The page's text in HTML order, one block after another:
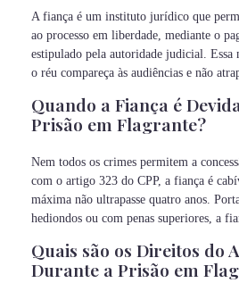
A fiança é um instituto jurídico que
ao processo em liberdade, mediante o
estipulado pela autoridade judicial. Essa
o réu compareça às audiências e não
Quando a Fiança é
Prisão em Flagrante?
Nem todos os crimes permitem a
com o artigo 323 do CPP, a fiança é
máxima não ultrapasse quatro anos.
hediondos ou com penas superiores, a
Quais são os Direitos do
Durante a Prisão em